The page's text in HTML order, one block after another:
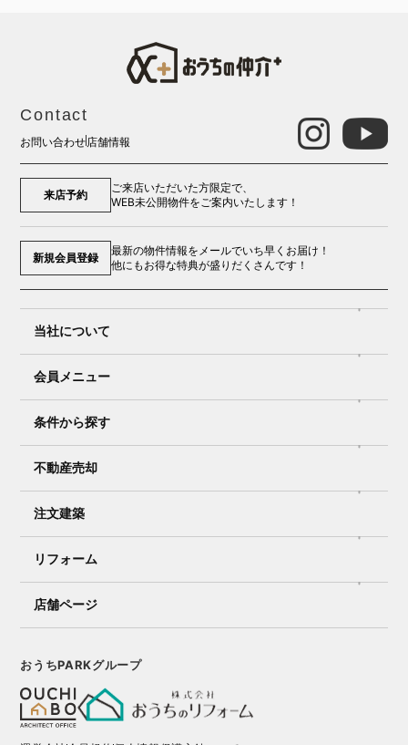
Contact
お問い合わせ店舗情報
来店予約
ご来店いただいた方限定で、
WEB未公開物件をご案内いたします！
新規会員登録
最新の物件情報をメールでいち早くお届け！
他にもお得な特典が盛りだくさんです！
当社について
会員メニュー
条件から探す
不動産売却
注文建築
リフォーム
店舗ページ
おうちPARKグループ